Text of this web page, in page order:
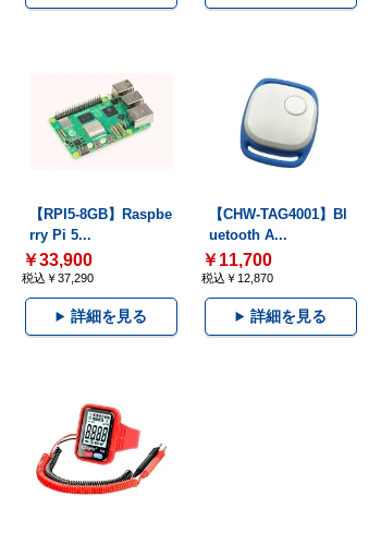
【RPI5-8GB】Raspbe
rry Pi 5...
￥33,900
税込￥37,290
詳細を見る
【CHW-TAG4001】Bl
uetooth A...
￥11,700
税込￥12,870
詳細を見る